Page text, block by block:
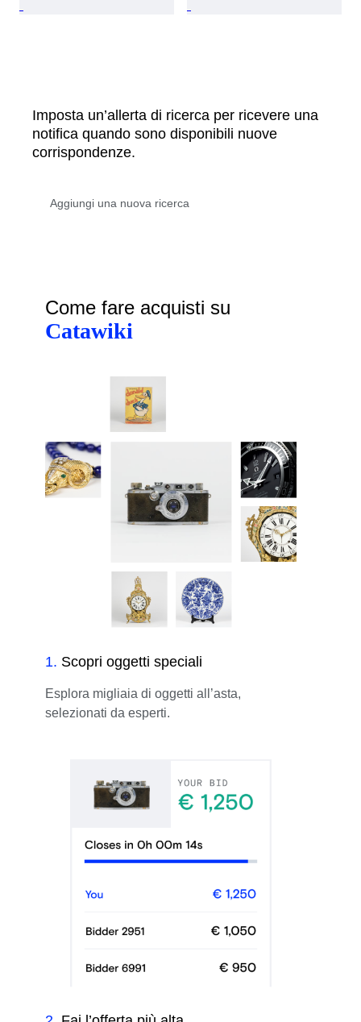
Imposta un’allerta di ricerca per ricevere una
notifica quando sono disponibili nuove
corrispondenze.
Come fare acquisti su
Catawiki
1. Scopri oggetti speciali
Esplora migliaia di oggetti all’asta,
selezionati da esperti.